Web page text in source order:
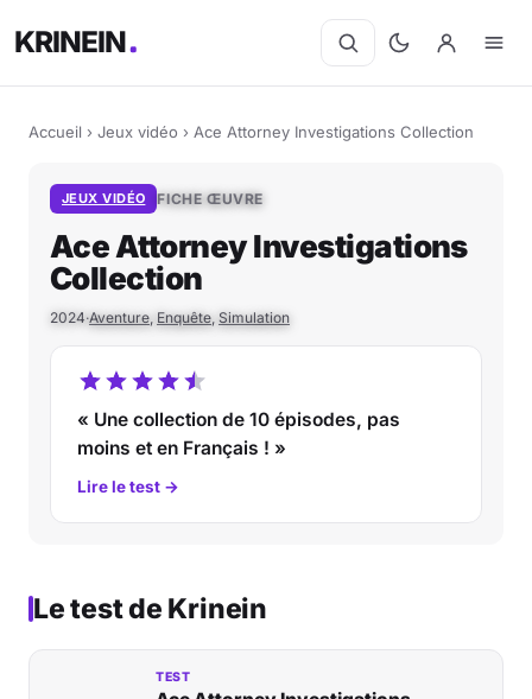
KRINEIN
Accueil › Jeux vidéo › Ace Attorney Investigations Collection
JEUX VIDÉO FICHE ŒUVRE
Ace Attorney Investigations
Collection
2024·Aventure, Enquête, Simulation
« Une collection de 10 épisodes, pas
moins et en Français ! »
Lire le test →
Le test de Krinein
TEST